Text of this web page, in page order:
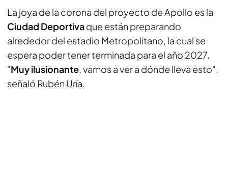
La joya de la corona del proyecto de Apollo es la
Ciudad Deportivaque están preparando
alrededor del estadio Metropolitano, la cual se
espera poder tener terminada para el año 2027.
"Muy ilusionante, vamos a ver a dónde lleva esto",
señaló Rubén Uría.